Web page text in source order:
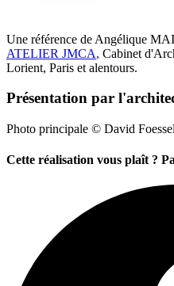
Une référence de Angélique
ATELIER JMCA, Cabinet
Lorient, Paris et alentours.
Présentation par
Photo principale © David Foessel
Cette réalisation vous plaît ?